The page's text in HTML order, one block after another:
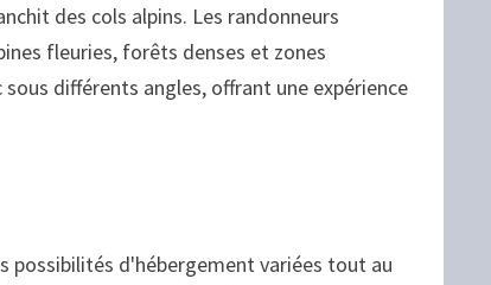
des cols alpins. Les randonneurs
fleuries, forêts denses et zones
différents angles, offrant une expérience
possibilités d'hébergement variées tout au